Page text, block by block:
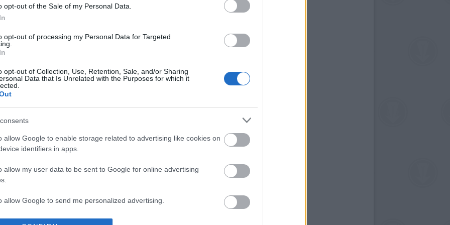
opt-out of the Sale of my Personal Data.
opt-out of processing my Personal Data for Targeted
opt-out of Collection, Use, Retention, Sale, and/or Sharing
Data that Is Unrelated with the Purposes for which it
allow Google to enable storage related to advertising like cookies on
identifiers in apps.
allow my user data to be sent to Google for online advertising
allow Google to send me personalized advertising.
SZÁGULDÁS,
SÁRKÁNYOK,
LEGKEDVELTEBB
ŐRÜLT NAP,
ŐRÜLT FILM: JÖN
AZ ÉV EGYIK
TAROLT A